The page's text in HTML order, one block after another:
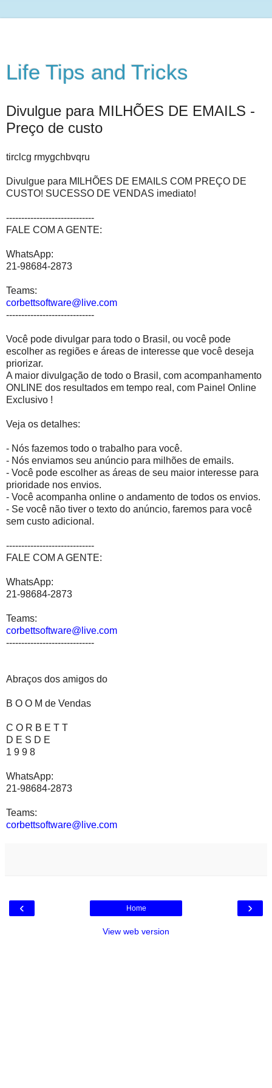
Life Tips and Tricks
Divulgue para MILHÕES DE EMAILS -
Preço de custo
tirclcg rmygchbvqru
Divulgue para MILHÕES DE EMAILS COM PREÇO DE
CUSTO! SUCESSO DE VENDAS imediato!
-----------------------------
FALE COM A GENTE:
WhatsApp:
21-98684-2873
Teams:
corbettsoftware@live.com
-----------------------------
Você pode divulgar para todo o Brasil, ou você pode
escolher as regiões e áreas de interesse que você deseja
priorizar.
A maior divulgação de todo o Brasil, com acompanhamento
ONLINE dos resultados em tempo real, com Painel Online
Exclusivo !
Veja os detalhes:
- Nós fazemos todo o trabalho para você.
- Nós enviamos seu anúncio para milhões de emails.
- Você pode escolher as áreas de seu maior interesse para
prioridade nos envios.
- Você acompanha online o andamento de todos os envios.
- Se você não tiver o texto do anúncio, faremos para você
sem custo adicional.
-----------------------------
FALE COM A GENTE:
WhatsApp:
21-98684-2873
Teams:
corbettsoftware@live.com
-----------------------------
Abraços dos amigos do
B O O M de Vendas
C O R B E T T
D E S D E
1 9 9 8
WhatsApp:
21-98684-2873
Teams:
corbettsoftware@live.com
‹ ›
Home
View web version